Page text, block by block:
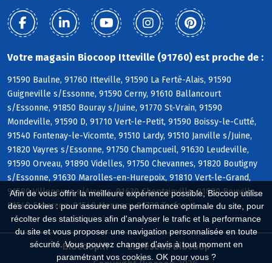
Afin de vous offrir la meilleure expérience possible, Biocoop utilise
des cookies : pour assurer une performance optimale du site, pour
récolter des statistiques afin d'analyser le trafic et la performance
du site et vous proposer une navigation personnalisée en toute
sécurité. Vous pouvez changer d'avis à tout moment en
paramétrant vos cookies. OK pour vous ?
Votre magasin Biocoop Itteville (91760) est proche de :
91590 Baulne, 91760 Itteville, 91590 La Ferté-Alais, 91590
Guigneville s/Essonne, 91590 Cerny, 91610 Ballancourt
s/Essonne, 91850 Bouray s/Juine, 91770 St-Vrain, 91590
Mondeville, 91590 D, 91710 Vert-le-Petit, 91590 Boissy-le-Cutté,
91540 Fontenay-le-Vicomte, 91510 Lardy, 91510 Janville s/Juine,
91820 Vayres s/Essonne, 91750 Champcueil, 91630 Leudeville,
91590 Orveau, 91890 Videlles, 91750 Chevannes, 91820 Boutigny
s/Essonne, 91630 Marolles-en-Hurepoix, 91810 Vert-le-Grand,
91580 Villeneuve s/Auvers, 91630 Cheptainville, 91880 Bouville,
91540 Echarcon, 91540 Mennecy, 91730 Torfou
Biocoop.fr
Le réseau Biocoop